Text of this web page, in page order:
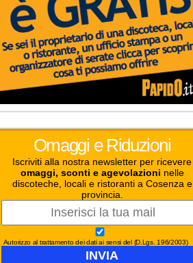
Omaggi e Riduzioni
Iscriviti alla nostra newsletter per ricevere
omaggi, sconti e agevolazioni nelle
discoteche, locali e ristoranti a Cosenza e
provincia.
Autorizzo al trattamento dei dati ai sensi del (D.Lgs. 196/2003)